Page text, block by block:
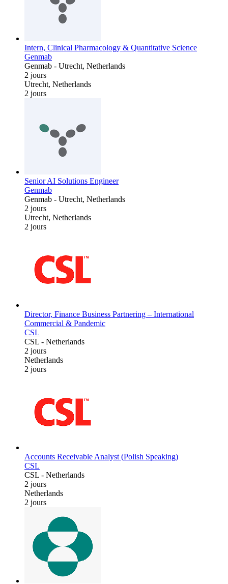
Intern, Clinical Pharmacology & Quantitative Science
Genmab
Genmab - Utrecht, Netherlands
2 jours
Utrecht, Netherlands
2 jours
Senior AI Solutions Engineer
Genmab
Genmab - Utrecht, Netherlands
2 jours
Utrecht, Netherlands
2 jours
Director, Finance Business Partnering – International
Commercial & Pandemic
CSL
CSL - Netherlands
2 jours
Netherlands
2 jours
Accounts Receivable Analyst (Polish Speaking)
CSL
CSL - Netherlands
2 jours
Netherlands
2 jours